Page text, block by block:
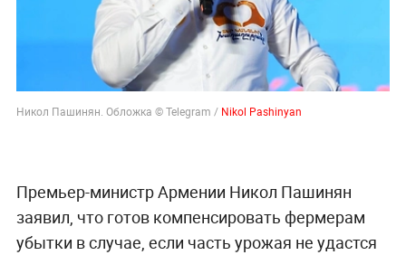
Никол Пашинян. Обложка © Telegram / Nikol Pashinyan
Премьер-министр Армении Никол Пашинян
заявил, что готов компенсировать фермерам
убытки в случае, если часть урожая не удастся